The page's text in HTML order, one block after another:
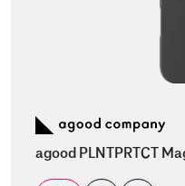
agood PLNTPRTCT